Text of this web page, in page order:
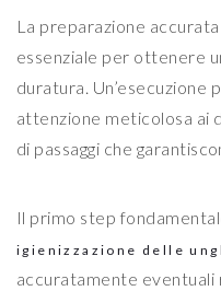
La preparazione
essenziale per ottenere
duratura. Un’esecuzione
attenzione meticolosa ai
di passaggi che
Il primo step
igienizzazione delle
accuratamente